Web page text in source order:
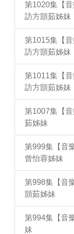
第1020集【
訪方顗茹姊妹
第1015集【
訪方顗茹姊妹
第1011集【
訪方顗茹姊妹
第1007集【
茹姊妹
第999集【音
曾怡蓉姊妹
第998集【音
顗茹姊妹
第994集【音
妹